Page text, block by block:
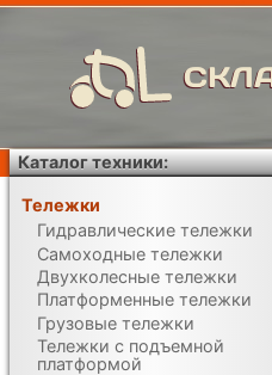
Каталог техники:
Тележки
Гидравлические тележки
Самоходные тележки
Двухколесные тележки
Платформенные тележки
Грузовые тележки
Тележки с подъемной
платформой